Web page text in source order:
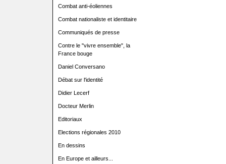
Combat anti-éoliennes
Combat nationaliste et identitaire
Communiqués de presse
Contre le "vivre ensemble", la
France bouge
Daniel Conversano
Débat sur l'identité
Didier Lecerf
Docteur Merlin
Editoriaux
Elections régionales 2010
En dessins
En Europe et ailleurs...